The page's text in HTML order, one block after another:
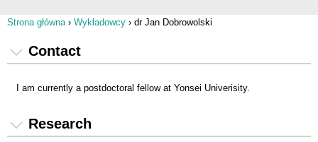
Strona główna› Wykładowcy › dr Jan Dobrowolski
Contact
I am currently a postdoctoral fellow at Yonsei Univerisity.
Research